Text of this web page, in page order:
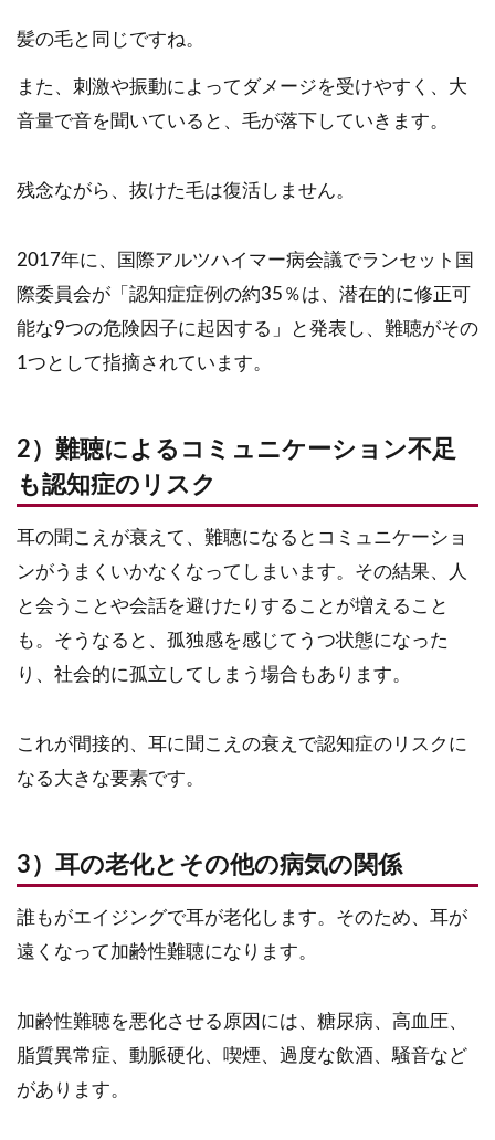
髪の毛と同じですね。
また、刺激や振動によってダメージを受けやすく、大
音量で音を聞いていると、毛が落下していきます。
残念ながら、抜けた毛は復活しません。
2017年に、国際アルツハイマー病会議でランセット国
際委員会が「認知症症例の約35％は、潜在的に修正可
能な9つの危険因子に起因する」と発表し、難聴がその
1つとして指摘されています。
2）難聴によるコミュニケーション不足
も認知症のリスク
耳の聞こえが衰えて、難聴になるとコミュニケーショ
ンがうまくいかなくなってしまいます。その結果、人
と会うことや会話を避けたりすることが増えること
も。そうなると、孤独感を感じてうつ状態になった
り、社会的に孤立してしまう場合もあります。
これが間接的、耳に聞こえの衰えで認知症のリスクに
なる大きな要素です。
3）耳の老化とその他の病気の関係
誰もがエイジングで耳が老化します。そのため、耳が
遠くなって加齢性難聴になります。
加齢性難聴を悪化させる原因には、糖尿病、高血圧、
脂質異常症、動脈硬化、喫煙、過度な飲酒、騒音など
があります。